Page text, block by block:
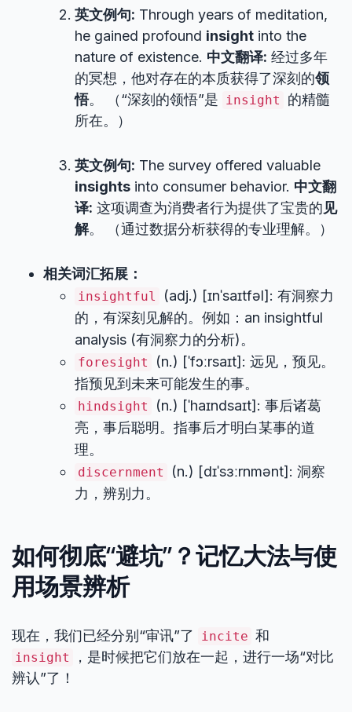
英文例句: Through years of meditation,
he gained profound insight into the
nature of existence. 中文翻译: 经过多年
的冥想，他对存在的本质获得了深刻的领
悟。 （“深刻的领悟”是 insight
的精髓
所在。）
英文例句: The survey offered valuable
insights into consumer behavior. 中文翻
译: 这项调查为消费者行为提供了宝贵的见
解。 （通过数据分析获得的专业理解。）
相关词汇拓展：
insightful
(adj.) [ɪnˈsaɪtfəl]: 有洞察力
的，有深刻见解的。例如：an insightful
analysis (有洞察力的分析)。
foresight
(n.) [ˈfɔːrsaɪt]: 远见，预见。
指预见到未来可能发生的事。
hindsight
(n.) [ˈhaɪndsaɪt]: 事后诸葛
亮，事后聪明。指事后才明白某事的道
理。
discernment
(n.) [dɪˈsɜːrnmənt]: 洞察
力，辨别力。
如何彻底“避坑”？记忆大法与使
用场景辨析
现在，我们已经分别“审讯”了 incite 和
insight
，是时候把它们放在一起，进行一场“对比
辨认”了！